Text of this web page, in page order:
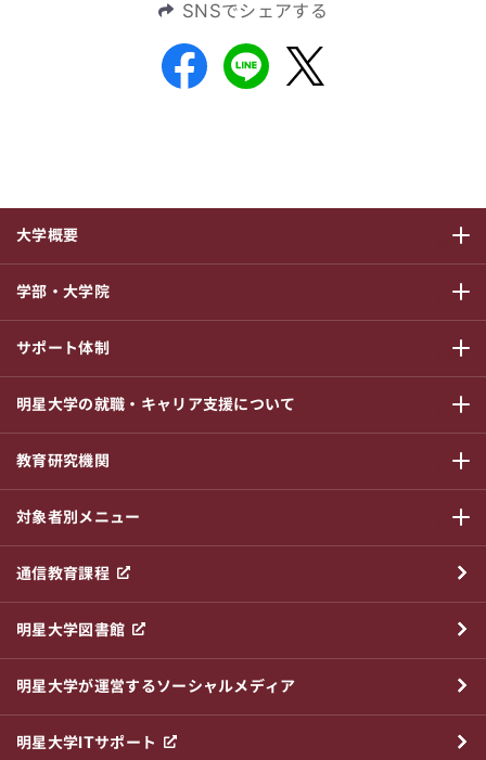
SNSでシェアする
大学概要
サブメニ
学部・大学院
サブメニ
サポート体制
サブメニ
明星大学の就職・キャリア支援について
サブメニ
教育研究機関
サブメニ
対象者別メニュー
サブメニ
通信教育課程
明星大学図書館
明星大学が運営するソーシャルメディア
明星大学ITサポート